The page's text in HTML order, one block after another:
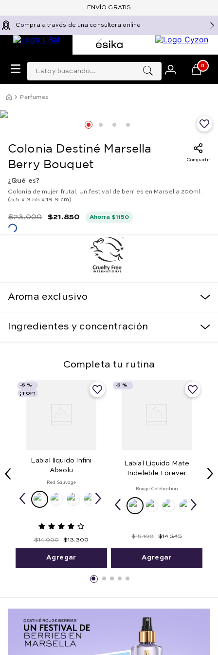
Compra a través de una consultora online
Estoy buscando... 0
ENVÍO GRATIS
Perfumes
Colonia Destiné Marsella
Berry Bouquet
Compartir
¿Qué es?
Colonia de mujer frutal. Un festival de berries en Marsella 200ml.
(5.5 x 3.55 x 19.9 cm)
$23.000 $21.850 Ahorra$1150
Aroma exclusivo
Ingredientes y concentración
Completa tu rutina
-5 %
¡TOP!
Labial líquido Infini
Absolu
Red Sauvage
$14.000 $13.300
Agregar
-5 %
Labial Líquido Mate
Indeleble Forever
Rouge Célébration
$15.100 $14.345
Agregar